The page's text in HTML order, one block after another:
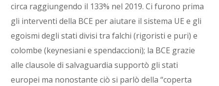
circa raggiungendo il 133% nel 2019. Ci furono prima
gli interventi della BCE per aiutare il sistema UE e gli
egoismi degli stati divisi tra falchi (rigoristi e puri) e
colombe (keynesiani e spendaccioni); la BCE grazie
alle clausole di salvaguardia supportò gli stati
europei ma nonostante ciò si parlò della “coperta